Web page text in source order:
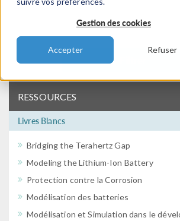
Gestion des cookies
Accepter Refuser
Filtrer par conférence
RESSOURCES
Livres Blancs
Bridging the Terahertz Gap
Modeling the Lithium-Ion Battery
Protection contre la Corrosion
Modélisation des batteries
Modélisation et Simulation dans le